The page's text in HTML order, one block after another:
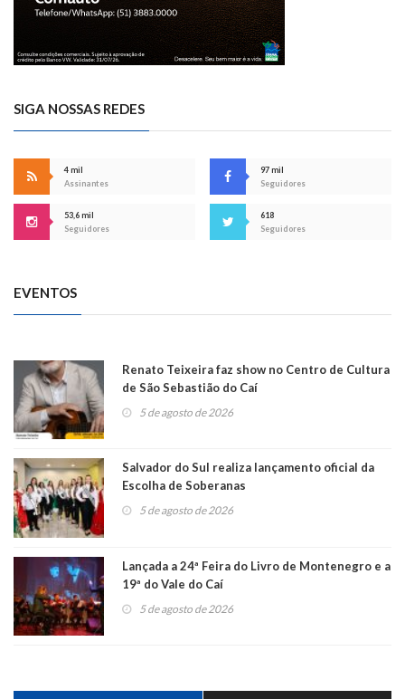
SIGA NOSSAS REDES
4 mil
Assinantes
97 mil
Seguidores
53,6 mil
Seguidores
618
Seguidores
EVENTOS
Renato Teixeira faz show no Centro de Cultura
de São Sebastião do Caí
5 de agosto de 2026
Salvador do Sul realiza lançamento oficial da
Escolha de Soberanas
5 de agosto de 2026
Lançada a 24ª Feira do Livro de Montenegro e a
19ª do Vale do Caí
5 de agosto de 2026